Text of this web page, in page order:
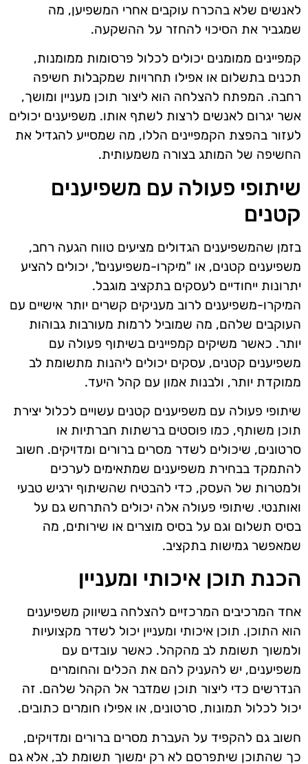
לאנשים שלא בהכרח עוקבים אחרי המשפיען, מה
שמגביר את הסיכוי להחזר על ההשקעה.
קמפיינים ממומנים יכולים לכלול פרסומות ממומנות,
תכנים בתשלום או אפילו תחרויות שמקבלות חשיפה
רחבה. המפתח להצלחה הוא ליצור תוכן מעניין ומושך,
אשר יגרום לאנשים לרצות לשתף אותו. משפיענים יכולים
לעזור בהפצת הקמפיינים הללו, מה שמסייע להגדיל את
החשיפה של המותג בצורה משמעותית.
שיתופי פעולה עם משפיענים
קטנים
בזמן שהמשפיענים הגדולים מציעים טווח הגעה רחב,
משפיענים קטנים, או "מיקרו-משפיענים", יכולים להציע
יתרונות ייחודיים לעסקים בתקציב מוגבל.
המיקרו-משפיענים לרוב מעניקים קשרים יותר אישיים עם
העוקבים שלהם, מה שמוביל לרמות מעורבות גבוהות
יותר. כאשר משיקים קמפיינים בשיתוף פעולה עם
משפיענים קטנים, עסקים יכולים ליהנות מתשומת לב
ממוקדת יותר, ולבנות אמון עם קהל היעד.
שיתופי פעולה עם משפיענים קטנים עשויים לכלול יצירת
תוכן משותף, כמו פוסטים ברשתות חברתיות או
סרטונים, שיכולים לשדר מסרים ברורים ומדויקים. חשוב
להתמקד בבחירת משפיענים שמתאימים לערכים
ולמטרות של העסק, כדי להבטיח שהשיתוף ירגיש טבעי
ואותנטי. שיתופי פעולה אלה יכולים להתרחש גם על
בסיס תשלום וגם על בסיס מוצרים או שירותים, מה
שמאפשר גמישות בתקציב.
הכנת תוכן איכותי ומעניין
אחד המרכיבים המרכזיים להצלחה בשיווק משפיענים
הוא התוכן. תוכן איכותי ומעניין יכול לשדר מקצועיות
ולמשוך תשומת לב מהקהל. כאשר עובדים עם
משפיענים, יש להעניק להם את הכלים והחומרים
הנדרשים כדי ליצור תוכן שמדבר אל הקהל שלהם. זה
יכול לכלול תמונות, סרטונים, או אפילו חומרים כתובים.
חשוב גם להקפיד על העברת מסרים ברורים ומדויקים,
כך שהתוכן שיתפרסם לא רק ימשוך תשומת לב, אלא גם